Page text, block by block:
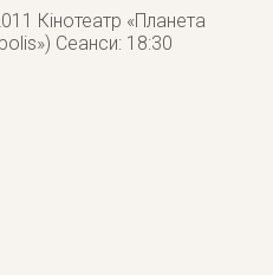
Кінотеатр «Планета
Сеанси: 18:30